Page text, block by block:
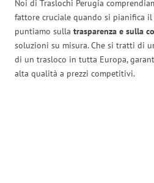
Noi di Traslochi Perugia
fattore cruciale quando si pianifica il
puntiamo sulla trasparenza e sulla
soluzioni su misura. Che si tratti di
di un trasloco in tutta Europa,
alta qualità a prezzi competitivi.